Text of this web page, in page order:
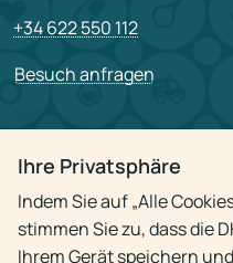
Ihre Privatsphäre
Indem Sie auf „Alle
stimmen Sie zu, dass die
Ihrem Gerät speichern
+34 622 550 112
Besuch anfragen
Für Partner
Stellenangebote